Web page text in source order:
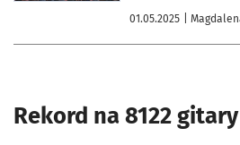
01.05.2025 |
Rekord na 8122 gitary